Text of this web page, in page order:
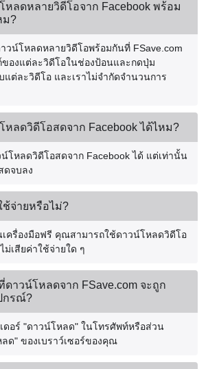
ลดหลายวิดีโอจาก Facebook พร้อม
ม?
วน์โหลดหลายวิดีโอพร้อมกันที่ FSave.com
องแต่ละวิดีโอในช่องป้อนและกดปุ่ม
ต่ละวิดีโอ และเราไม่จำกัดจำนวนการ
ลดวิดีโอสดจาก Facebook ได้ไหม?
โหลดวิดีโอสดจาก Facebook ได้ แต่เท่านั้น
ดจบลง
ช้จ่ายหรือไม่?
เครื่องมือฟรี คุณสามารถใช้ดาวน์โหลดวิดีโอ
ม่เสียค่าใช้จ่ายใด ๆ
ดาวน์โหลดจาก FSave.com จะถูก
กรณ์?
ดอร์ "ดาวน์โหลด" ในโทรศัพท์หรือส่วน
ด" ของเบราว์เซอร์ของคุณ